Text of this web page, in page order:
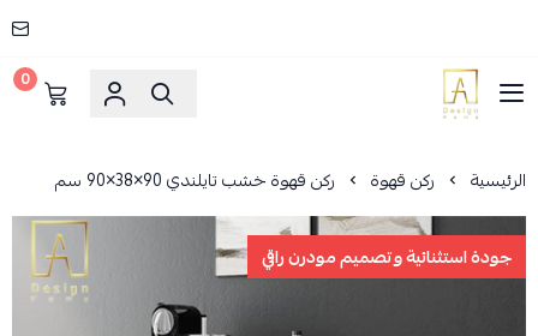
AD HOME
0
الرئيسية ركن قهوة ركن قهوة خشب تايلندي 90×38×90 سم
جودة استثنائية وتصميم مودرن راقي